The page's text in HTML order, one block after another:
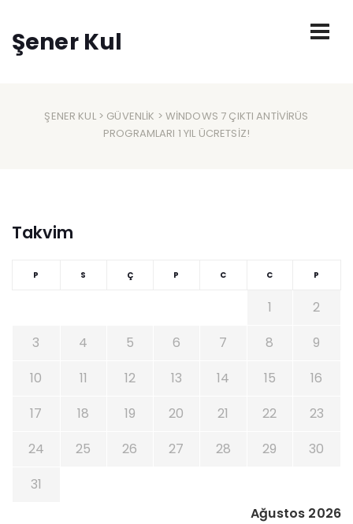
Şener Kul
ŞENER KUL> GÜVENLIK > WINDOWS 7 ÇIKTI ANTIVIRÜS
PROGRAMLARI 1 YIL ÜCRETSIZ!
Takvim
Ağustos 2026
P S Ç P C C P
1
2
3
4 5 6 7 8
9
10
11 12 13 14 15
16
17
18 19 20 21 22
23
24
25 26 27 28 29
30
31